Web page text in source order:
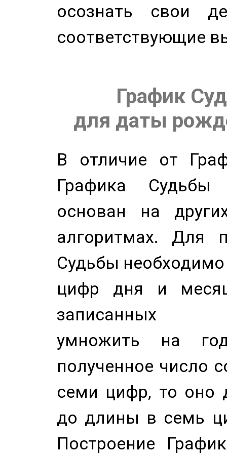
осознать свои
соответствующие
График
для даты
В отличие от
Графика
основан на
алгоритмах. Для
Судьбы
цифр дня и
записанных
умножить на
полученное число
семи цифр, то оно
до длины в семь
Построение